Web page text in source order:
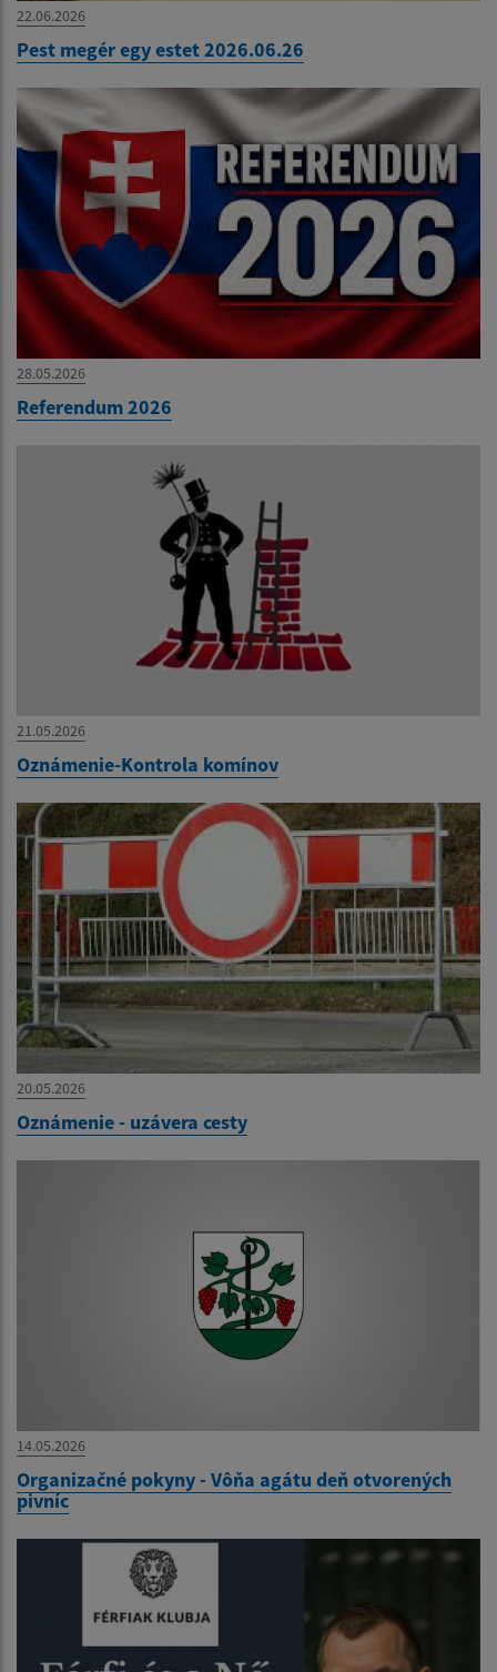
22.06.2026
Pest megér egy estet 2026.06.26
28.05.2026
Referendum 2026
21.05.2026
Oznámenie-Kontrola komínov
20.05.2026
Oznámenie - uzávera cesty
14.05.2026
Organizačné pokyny - Vôňa agátu deň otvorených
pivníc